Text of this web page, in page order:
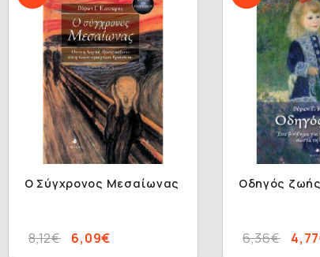
Ο Σύγχρονος Μεσαίωνας
6,09€
8,12€
Οδηγός ζωής
6,36€